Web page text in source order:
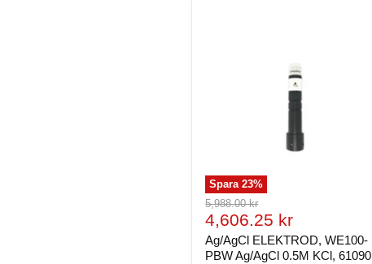
Spara23%
Ursprungligt
pris
5,988.00 kr
Nuvarande
pris
4,606.25 kr
Ag/AgCl ELEKTROD, WE100-
PBW Ag/AgCl 0.5M KCl, 61090